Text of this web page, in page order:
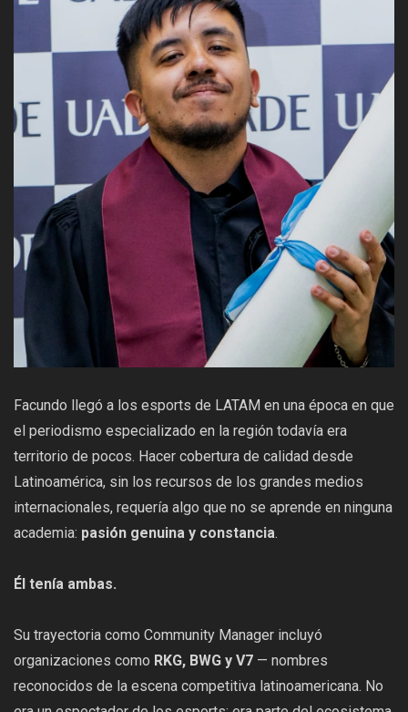
Facundo llegó a los esports de LATAM en una época en que
el periodismo especializado en la región todavía era
territorio de pocos. Hacer cobertura de calidad desde
Latinoamérica, sin los recursos de los grandes medios
internacionales, requería algo que no se aprende en ninguna
academia: pasión genuina y constancia.
Él tenía ambas.
Su trayectoria como Community Manager incluyó
organizaciones como RKG, BWG y V7 — nombres
reconocidos de la escena competitiva latinoamericana. No